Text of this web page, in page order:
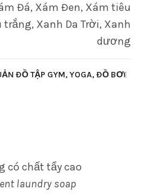
Đá, Xám Đen, Xám tiêu
Xanh Da Trời, Xanh
dương
ĐỒ TẬP GYM, YOGA, ĐỒ BƠI
có chất tẩy cao
laundry soap